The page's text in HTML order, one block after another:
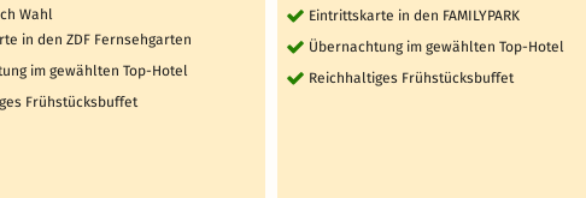
Wahl
in den ZDF Fernsehgarten
im gewählten Top-Hotel
Frühstücksbuffet
Eintrittskarte in den FAMILYPARK
Übernachtung im gewählten Top-Hotel
Reichhaltiges Frühstücksbuffet